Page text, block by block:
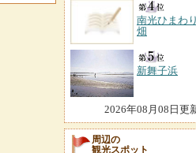
南光ひまわり
畑
新舞子浜
2026年08月08日更
周辺の
観光スポット